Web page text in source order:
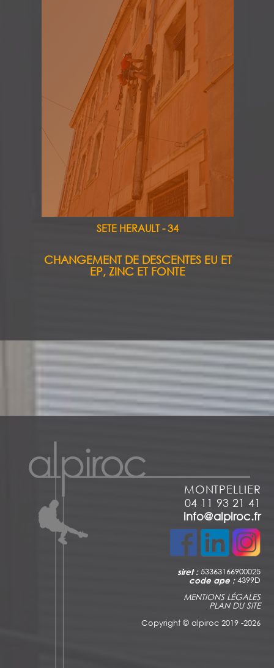
SETE HERAULT - 34
CHANGEMENT DE DESCENTES EU ET
EP, ZINC ET FONTE
MONTPELLIER
04 11 93 21 41
info@alpiroc.fr
siret :53363166900025
code ape :4399D
MENTIONS LÉGALES
PLAN DU SITE
Copyright ©alpiroc 2019 -2026